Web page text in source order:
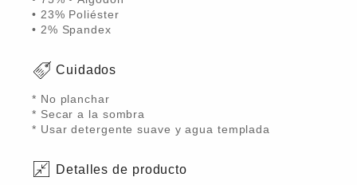
• 23% Poliéster
• 2% Spandex
Cuidados
* No planchar
* Secar a la sombra
* Usar detergente suave y agua templada
Detalles de producto